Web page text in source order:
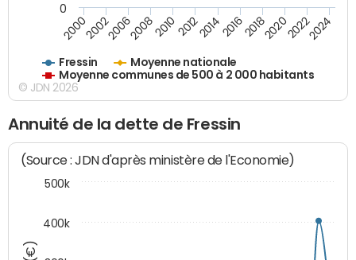
Fressin
Moyenne nationale
Moyenne communes de 500 à 2 000 habitants
200020022006200820102012201420162018202020222024
0
© JDN 2026
Annuité de la dette de Fressin
(Source : JDN d'après ministère de l'Economie)
400k
500k